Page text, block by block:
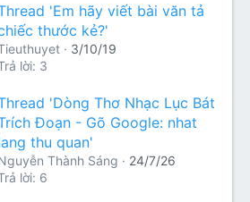
'Em hãy viết bài văn tả
thước kẻ?'
3/10/19
lời: 3
'Dòng Thơ Nhạc Lục Bát
Đoạn - Gõ Google: nhat
thu quan'
Thành Sáng
24/7/26
lời: 6